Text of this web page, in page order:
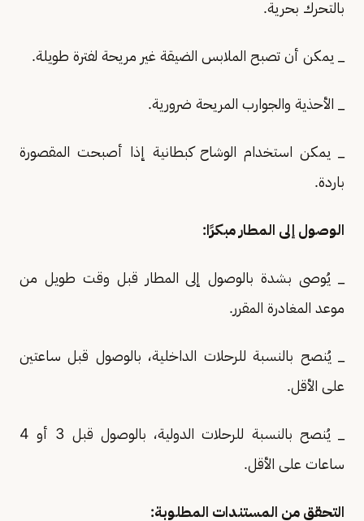
بالتحرك بحرية.
_ يمكن أن تصبح الملابس الضيقة غير مريحة لفترة طويلة.
_ الأحذية والجوارب المريحة ضرورية.
_ يمكن استخدام الوشاح كبطانية إذا أصبحت المقصورة
باردة.
الوصول إلى المطار مبكرًا:
_ يُوصى بشدة بالوصول إلى المطار قبل وقت طويل من
موعد المغادرة المقرر.
_ يُنصح بالنسبة للرحلات الداخلية، بالوصول قبل ساعتين
على الأقل.
_ يُنصح بالنسبة للرحلات الدولية، بالوصول قبل 3 أو 4
ساعات على الأقل.
التحقق من المستندات المطلوبة: